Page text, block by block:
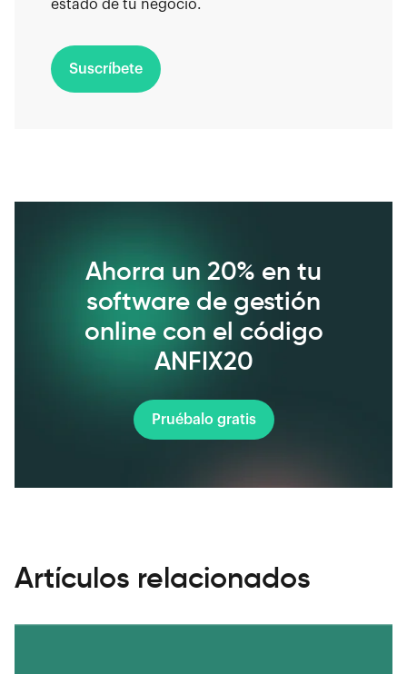
estado de tu negocio.
Suscríbete
Ahorra un 20% en tu
software de gestión
online con el código
ANFIX20
Pruébalo gratis
Artículos relacionados